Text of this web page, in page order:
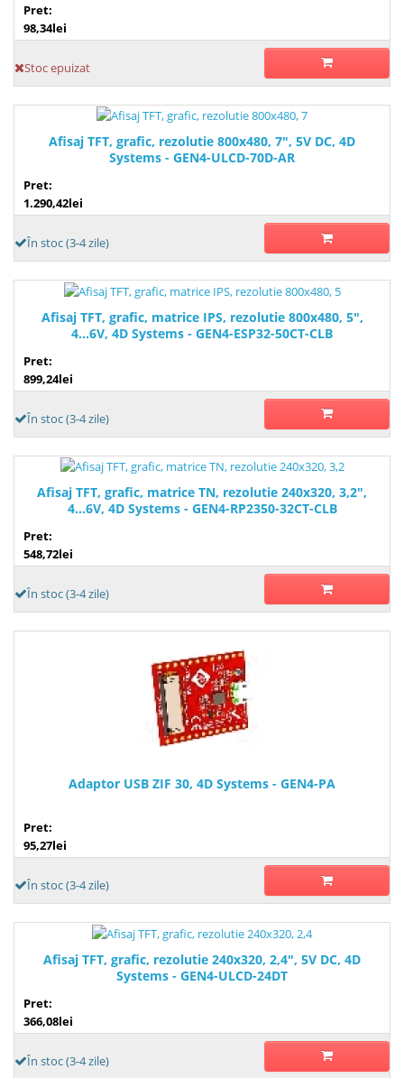
Pret:
98,34lei
Stoc epuizat
Afisaj TFT, grafic, rezolutie 800x480, 7", 5V DC, 4D
Systems - GEN4-ULCD-70D-AR
Pret:
1.290,42lei
În stoc (3-4 zile)
Afisaj TFT, grafic, matrice IPS, rezolutie 800x480, 5",
4...6V, 4D Systems - GEN4-ESP32-50CT-CLB
Pret:
899,24lei
În stoc (3-4 zile)
Afisaj TFT, grafic, matrice TN, rezolutie 240x320, 3,2",
4...6V, 4D Systems - GEN4-RP2350-32CT-CLB
Pret:
548,72lei
În stoc (3-4 zile)
Adaptor USB ZIF 30, 4D Systems - GEN4-PA
Pret:
95,27lei
În stoc (3-4 zile)
Afisaj TFT, grafic, rezolutie 240x320, 2,4", 5V DC, 4D
Systems - GEN4-ULCD-24DT
Pret:
366,08lei
În stoc (3-4 zile)